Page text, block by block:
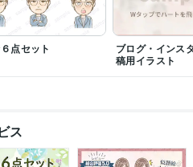
点セット
ブログ・インス
稿用イラスト
ス